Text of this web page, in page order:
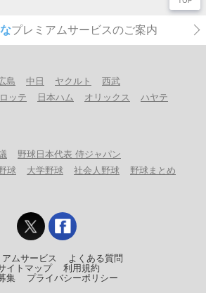
プレミアムサービスのご案内
島 中日 ヤクルト
西武
ロッテ 日本ハム オリックス
ハヤテ
野球日本代表 侍ジャパン
球 大学野球 社会人野球 野球まとめ
アムサービス
よくある質問
イトマップ
利用規約
集
プライバシーポリシー